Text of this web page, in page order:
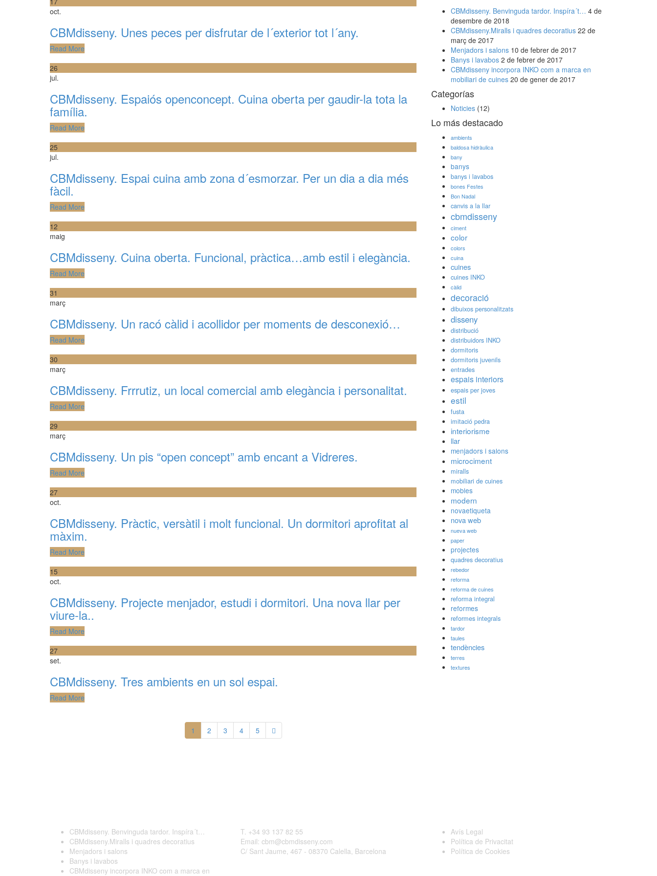
oct.
CBMdisseny. Unes peces per disfrutar de l´exterior tot l´any.
Read More
26
jul.
CBMdisseny. Espaiós openconcept. Cuina oberta per gaudir-la tota la
família.
Read More
25
jul.
CBMdisseny. Espai cuina amb zona d´esmorzar. Per un dia a dia més
fàcil.
Read More
12
maig
CBMdisseny. Cuina oberta. Funcional, pràctica…amb estil i elegància.
Read More
31
març
CBMdisseny. Un racó càlid i acollidor per moments de desconexió…
Read More
30
març
CBMdisseny. Frrrutiz, un local comercial amb elegància i personalitat.
Read More
29
març
CBMdisseny. Un pis “open concept” amb encant a Vidreres.
Read More
27
oct.
CBMdisseny. Pràctic, versàtil i molt funcional. Un dormitori aprofitat al
màxim.
Read More
15
oct.
CBMdisseny. Projecte menjador, estudi i dormitori. Una nova llar per
viure-la..
Read More
27
set.
CBMdisseny. Tres ambients en un sol espai.
Read More
1 2 3 4 5
CBMdisseny. Benvinguda tardor. Inspíra´t… 4 de
desembre de 2018
CBMdisseny.Miralls i quadres decoratius 22 de
març de 2017
Menjadors i salons 10 de febrer de 2017
Banys i lavabos 2 de febrer de 2017
CBMdisseny incorpora INKO com a marca en
mobiliari de cuines 20 de gener de 2017
Categorías
Noticies (12)
Lo más destacado
ambients
baldosa hidràulica
bany
banys
banys i lavabos
bones Festes
Bon Nadal
canvis a la llar
cbmdisseny
ciment
color
colors
cuina
cuines
cuines INKO
càlid
decoració
dibuixos personalitzats
disseny
distribució
distribuidors INKO
dormitoris
dormitoris juvenils
entrades
espais interiors
espais per joves
estil
fusta
imitació pedra
interiorisme
llar
menjadors i salons
microciment
miralls
mobiliari de cuines
mobles
modern
novaetiqueta
nova web
nueva web
paper
projectes
quadres decoratius
rebedor
reforma
reforma de cuines
reforma integral
reformes
reformes integrals
tardor
taules
tendències
terres
textures
CBMdisseny. Benvinguda tardor. Inspíra´t…
CBMdisseny.Miralls i quadres decoratius
Menjadors i salons
Banys i lavabos
CBMdisseny incorpora INKO com a marca en
T. +34 93 137 82 55
Email: cbm@cbmdisseny.com
C/ Sant Jaume, 467 - 08370 Calella, Barcelona
Avís Legal
Política de Privacitat
Política de Cookies